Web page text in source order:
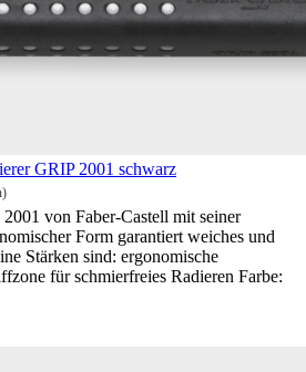
GRIP 2001 schwarz
von Faber-Castell mit seiner
Form garantiert weiches und
Stärken sind: ergonomische
für schmierfreies Radieren Farbe: